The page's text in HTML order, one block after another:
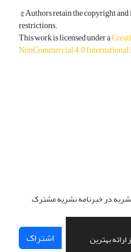
بهترین
© Authors retain the copyright
restrictions.
This work is licensed under a
NonCommercial 4.0 International
در خبرنامه نشریه مشترک
اشتراک